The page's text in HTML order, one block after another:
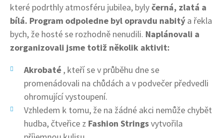
které podrthly atmosféru jubilea, byly černá, zlatá a
bílá. Program odpoledne byl opravdu nabitý a řekla
bych, že hosté se rozhodně nenudili. Naplánovali a
zorganizovali jsme totiž několik aktivit:
Akrobaté , kteří se v průběhu dne se
promenádovali na chůdách a v podvečer předvedli
ohromující vystoupení.
Vzhledem k tomu, že na žádné akci nemůže chybět
hudba, čtveřice z Fashion Stringsvytvořila